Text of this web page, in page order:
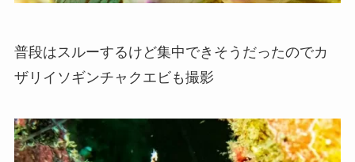
普段はスルーするけど集中できそうだったのでカ
ザリイソギンチャクエビも撮影